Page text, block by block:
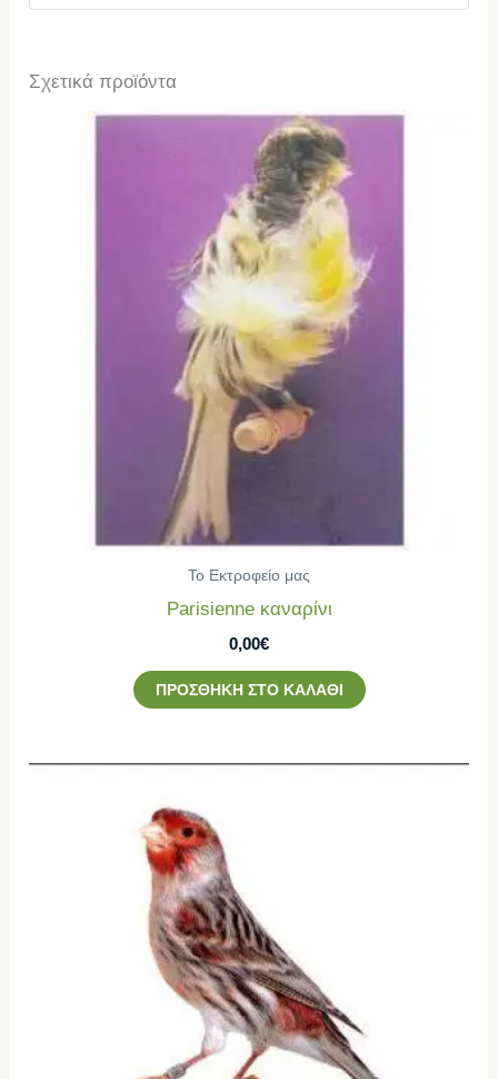
Σχετικά προϊόντα
Το Εκτροφείο μας
Parisienne καναρίνι
0,00€
ΠΡΟΣΘΉΚΗ ΣΤΟ ΚΑΛΆΘΙ